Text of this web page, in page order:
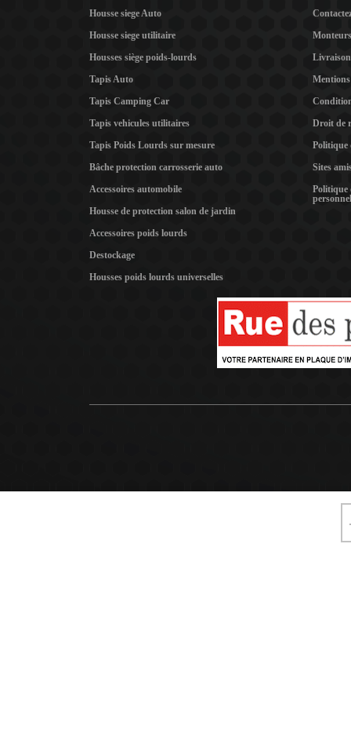
Housse siege Auto
Housse siege utilitaire
Housses siège poids-lourds
Tapis Auto
Tapis Camping Car
Tapis vehicules utilitaires
Tapis Poids Lourds sur mesure
Bâche protection carrosserie auto
Accessoires automobile
Housse de protection salon de jardin
Accessoires poids lourds
Destockage
Housses poids lourds universelles
Monteurs
Livraison
Mentions
Droit de
Politique
Sites
Politique